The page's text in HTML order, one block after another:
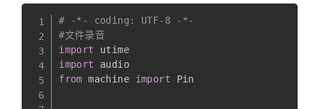
# -*- coding: UTF-8 -*-
#文件录音
import
import
from machine import Pin